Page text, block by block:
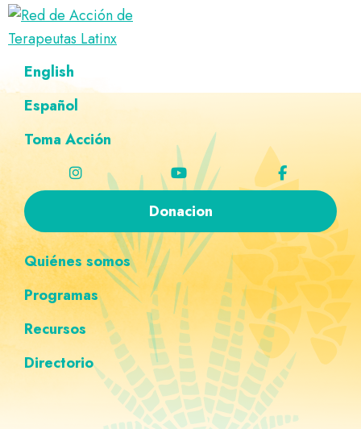
Saltar
navegación
principal
Ir
al
principal
Saltar
al
página
Saltar
navegación
personalizada
Red
de
Acción
de
Latinx
Directorio
terapeutas
Latinx
English
Español
Toma Acción
Donacion
Quiénes somos
Programas
Recursos
Directorio